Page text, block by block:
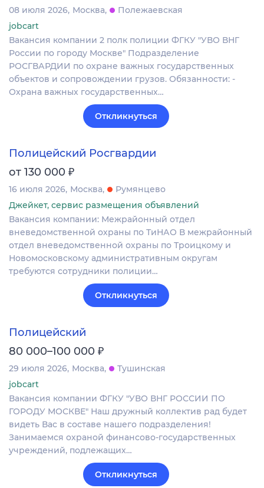
08 июля 2026 Москва
Полежаевская
jobcart
Вакансия компании 2 полк полиции ФГКУ "УВО ВНГ
России по городу Москве" Подразделение
РОСГВАРДИИ по охране важных государственных
объектов и сопровождении грузов. Обязанности: -
Охрана важных государственных…
Откликнуться
Полицейский Росгвардии
от 130 000 ₽
16 июля 2026 Москва
Румянцево
Джейкет, сервис размещения объявлений
Вакансия компании: Межрайонный отдел
вневедомственной охраны по ТиНАО В межрайонный
отдел вневедомственной охраны по Троицкому и
Новомосковскому административным округам
требуются сотрудники полиции…
Откликнуться
Полицейский
80 000–100 000 ₽
29 июля 2026 Москва
Тушинская
jobcart
Вакансия компании ФГКУ "УВО ВНГ РОССИИ ПО
ГОРОДУ МОСКВЕ" Наш дружный коллектив рад будет
видеть Вас в составе нашего подразделения!
Занимаемся охраной финансово-государственных
учреждений, подлежащих…
Откликнуться